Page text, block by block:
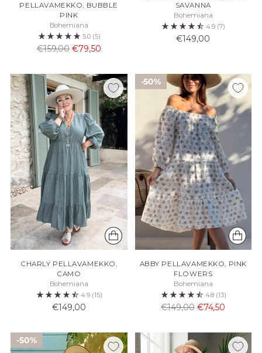
PELLAVAMEKKO, BUBBLE
PINK
Bohemiana
5.0 (5)
Normaali
€159,00 €79,50
SAVANNA
Bohemiana
4.9 (7)
€149,00
CHARLY PELLAVAMEKKO,
CAMO
Bohemiana
4.9 (15)
€149,00
50%
ABBY PELLAVAMEKKO, PINK
FLOWERS
Bohemiana
4.8 (13)
Normaali
€149,00 €74,50
50%